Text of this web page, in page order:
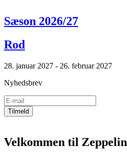
Sæson 2026/27
Rod
28. januar 2027 - 26. februar 2027
Nyhedsbrev
Velkommen til Zeppelin